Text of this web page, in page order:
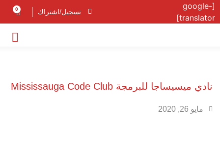
[google-
translator]
تسجيل/اشتراك 0
نادي ميسيساجا للبرمجة Mississauga Code Club
مايو 26, 2020